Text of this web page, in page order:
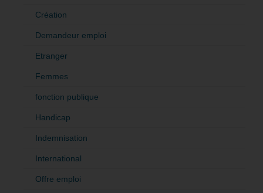
Création
Demandeur emploi
Etranger
Femmes
fonction publique
Handicap
Indemnisation
International
Offre emploi